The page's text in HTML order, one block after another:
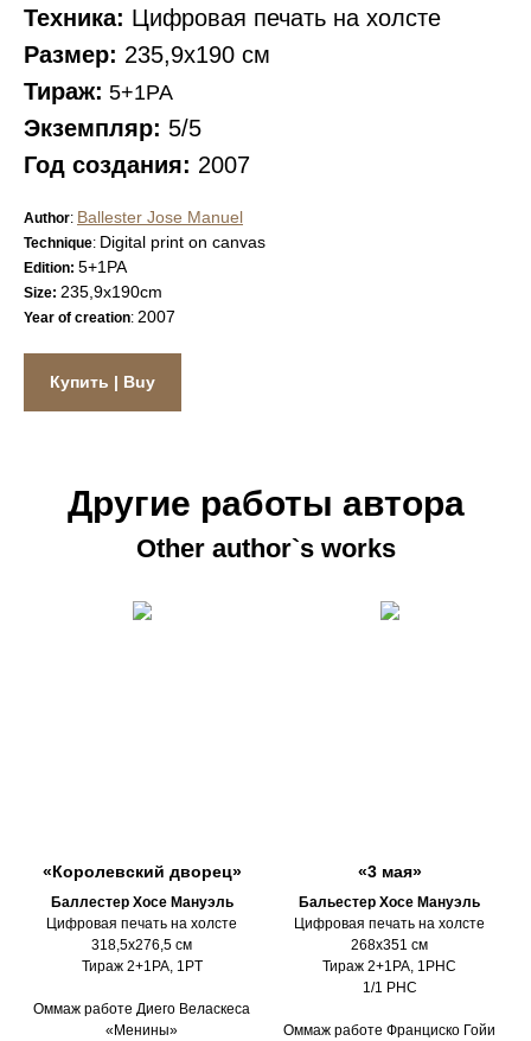
Техника: Цифровая печать на холсте
Размер: 235,9х190 см
Тираж: 5+1PA
Экземпляр: 5/5
Год создания: 2007
Author: Ballester Jose Manuel
Technique: Digital print on canvas
Edition: 5+1PA
Size: 235,9х190сm
Year of creation: 2007
Купить | Buy
Другие работы автора
Other author`s works
«Королевский дворец»
Баллестер Хосе Мануэль
Цифровая печать на холсте
318,5х276,5 см
Тираж 2+1PA, 1PT
Оммаж работе Диего Веласкеса
«Менины»
«3 мая»
Бальестер Хосе Мануэль
Цифровая печать на холсте
268х351 см
Тираж 2+1PA, 1PHC
1/1 PHC
Оммаж работе Франциско Гойи